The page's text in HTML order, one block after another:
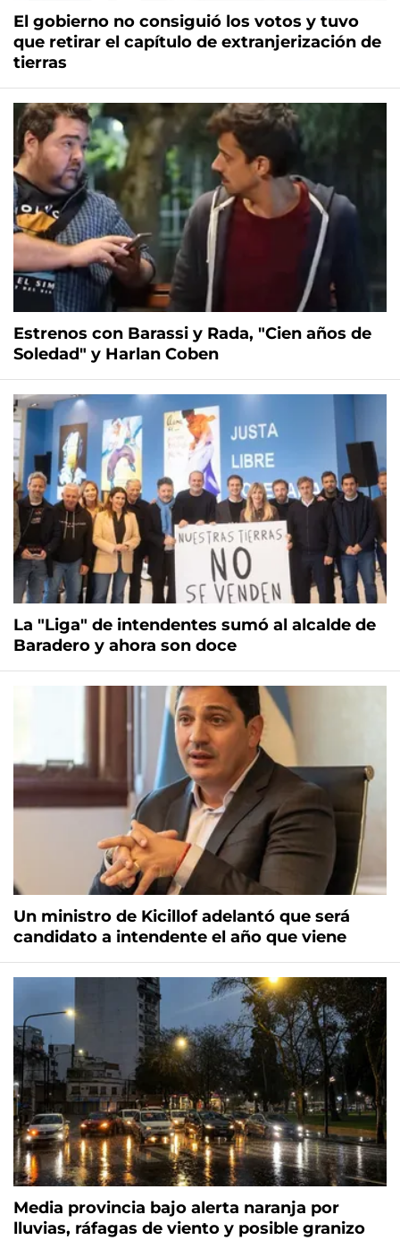
El gobierno no consiguió los votos y tuvo
que retirar el capítulo de extranjerización de
tierras
Estrenos con Barassi y Rada, "Cien años de
Soledad" y Harlan Coben
La "Liga" de intendentes sumó al alcalde de
Baradero y ahora son doce
Un ministro de Kicillof adelantó que será
candidato a intendente el año que viene
Media provincia bajo alerta naranja por
lluvias, ráfagas de viento y posible granizo